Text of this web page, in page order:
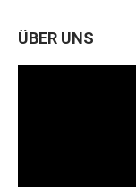
ÜBER UNS